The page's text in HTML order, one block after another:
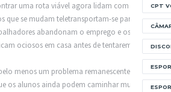
CPT
uma rota viável agora lidam com isso
que se mudam teletransportam-se para fora
abandonam o emprego e os que
ociosos em casa antes de tentarem
menos um problema remanescente
os alunos ainda podem caminhar muito.